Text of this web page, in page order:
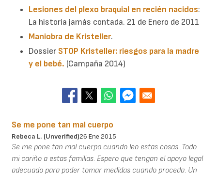
Lesiones del plexo braquial en recién nacidos:
La historia jamás contada. 21 de Enero de 2011
Maniobra de Kristeller.
Dossier STOP Kristeller: riesgos para la madre
y el bebé. (Campaña 2014)
Se me pone tan mal cuerpo
Rebeca L. (unverified)26 Ene 2015
Se me pone tan mal cuerpo cuando leo estas cosas...Todo
mi cariño a estas familias. Espero que tengan el apoyo legal
adecuado para poder tomar medidas cuando proceda. Un